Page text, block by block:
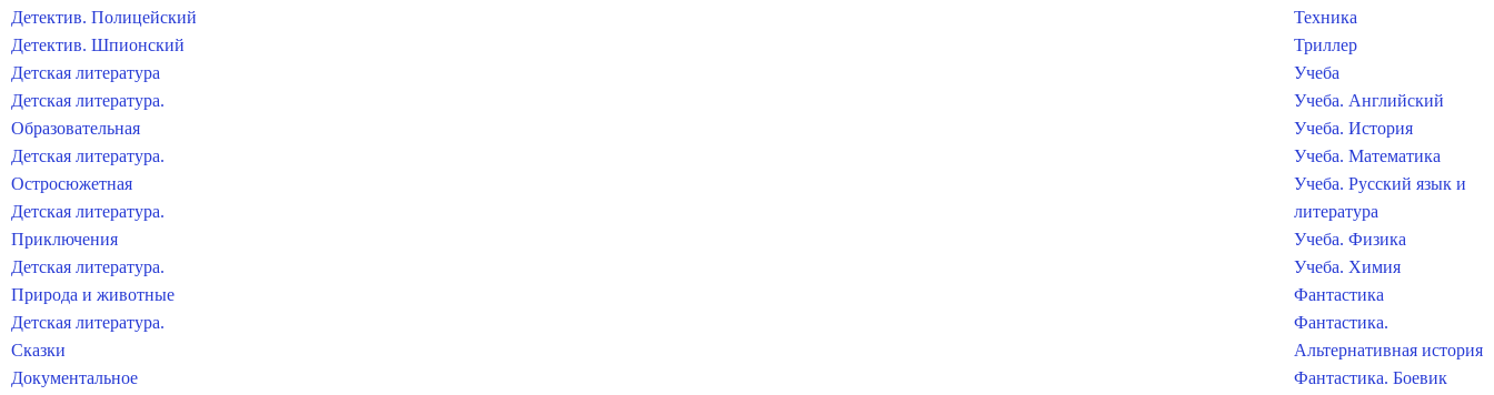
Детектив. Полицейский
Детектив. Шпионский
Детская литература
Детская литература.
Образовательная
Детская литература.
Остросюжетная
Детская литература.
Приключения
Детская литература.
Природа и животные
Детская литература.
Сказки
Документальное
Техника
Триллер
Учеба
Учеба. Английский
Учеба. История
Учеба. Математика
Учеба. Русский язык и
литература
Учеба. Физика
Учеба. Химия
Фантастика
Фантастика.
Альтернативная история
Фантастика. Боевик